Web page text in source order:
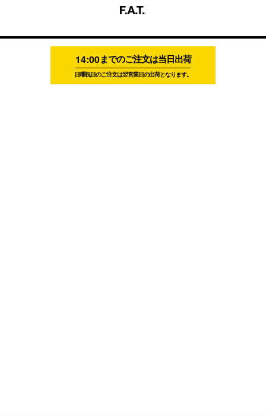
14:00までのご注文は当日出荷
日曜祝日のご注文は翌営業日の出荷となります。